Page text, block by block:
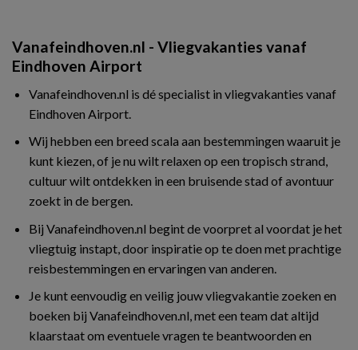
Vanafeindhoven.nl - Vliegvakanties vanaf
Eindhoven Airport
Vanafeindhoven.nl is dé specialist in vliegvakanties vanaf
Eindhoven Airport.
Wij hebben een breed scala aan bestemmingen waaruit je
kunt kiezen, of je nu wilt relaxen op een tropisch strand,
cultuur wilt ontdekken in een bruisende stad of avontuur
zoekt in de bergen.
Bij Vanafeindhoven.nl begint de voorpret al voordat je het
vliegtuig instapt, door inspiratie op te doen met prachtige
reisbestemmingen en ervaringen van anderen.
Je kunt eenvoudig en veilig jouw vliegvakantie zoeken en
boeken bij Vanafeindhoven.nl, met een team dat altijd
klaarstaat om eventuele vragen te beantwoorden en